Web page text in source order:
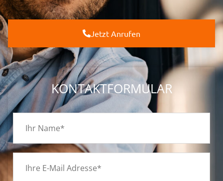
Jetzt Anrufen
KONTAKTFORMULAR